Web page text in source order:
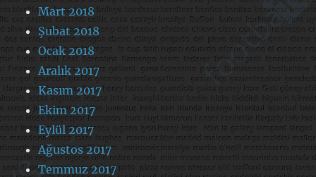
Mart 2018
Şubat 2018
Ocak 2018
Aralık 2017
Kasım 2017
Ekim 2017
Eylül 2017
Ağustos 2017
Temmuz 2017